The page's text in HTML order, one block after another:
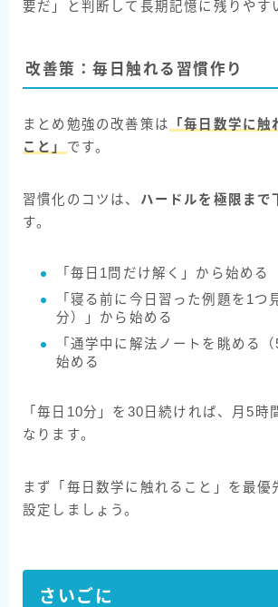
要だ」と判断して長期記憶に残りやす
改善策：毎日触れる習慣作り
まとめ勉強の改善策は
「毎日数学に
こと」 です。
習慣化のコツは、 ハードルを極限まで
す。
「毎日1問だけ解く」から始める
「寝る前に今日習った例題を1つ
分）」から始める
「通学中に解法ノートを眺める
始める
「毎日10分」を30日続ければ、月5時
なります。
まず「毎日数学に触れること」を最優
設定しましょう。
さいごに